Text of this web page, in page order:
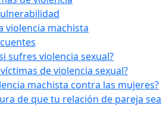
violencia machista
sufres violencia sexual?
de violencia sexual?
machista contra las mujeres?
de que tu relación de pareja sea